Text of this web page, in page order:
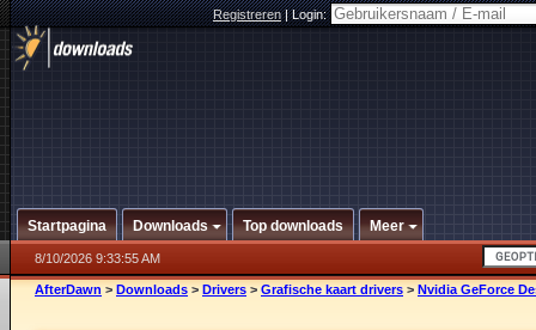
Registreren|Login:
Startpagina Downloads Top downloads Meer
8/10/2026 9:33:55 AM
AfterDawn > Downloads > Drivers > Grafische kaart drivers > Nvidia GeForce